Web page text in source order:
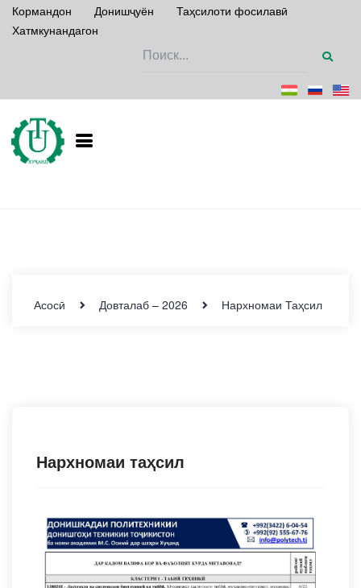
Кормандон Донишҷуён
Таҳсилоти фосилавӣ
Хатмкунандагон
Асосӣ Довталаб – 2026 Нархномаи Таҳсил
Нархномаи таҳсил